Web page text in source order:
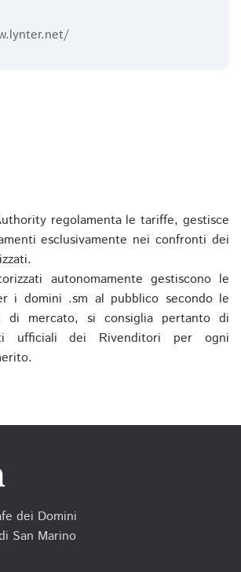
regolamenta le tariffe, gestisce
esclusivamente nei confronti dei
autonomamente gestiscono le
i domini .sm al pubblico secondo le
di mercato, si consiglia pertanto di
ufficiali dei Rivenditori per ogni
dei Domini
San Marino